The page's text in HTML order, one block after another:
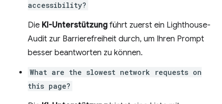
accessibility?
Die KI-Unterstützung führt zuerst ein Lighthouse-
Audit zur Barrierefreiheit durch, um Ihren Prompt
besser beantworten zu können.
What are the slowest network requests on
this page?